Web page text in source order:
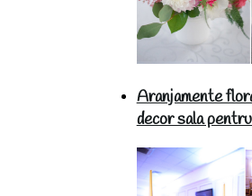
Aranjamente
decor sala